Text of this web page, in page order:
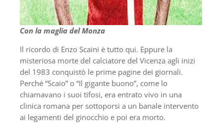
Con la maglia del Monza
Il ricordo di Enzo Scaini è tutto qui. Eppure la
misteriosa morte del calciatore del Vicenza agli inizi
del 1983 conquistò le prime pagine dei giornali.
Perché “Scaio” o “Il gigante buono”, come lo
chiamavano i suoi tifosi, era entrato vivo in una
clinica romana per sottoporsi a un banale intervento
ai legamenti del ginocchio e poi era morto.